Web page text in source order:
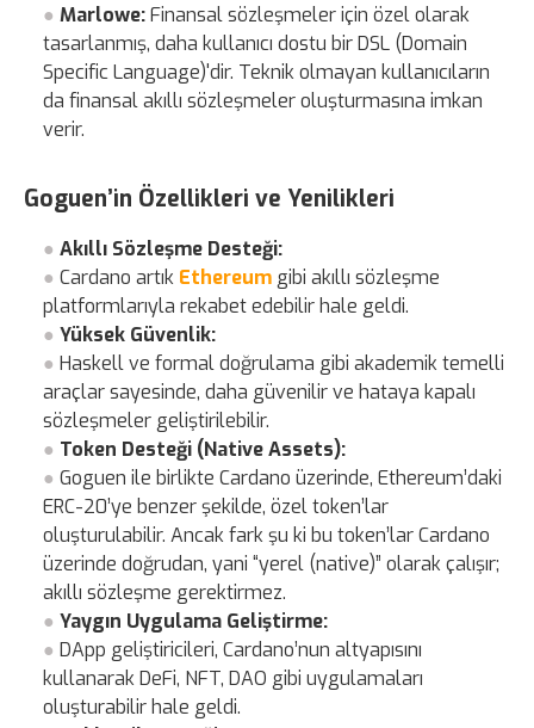
Marlowe:Finansal sözleşmeler için özel olarak
tasarlanmış, daha kullanıcı dostu bir DSL (Domain
Specific Language)'dir. Teknik olmayan kullanıcıların
da finansal akıllı sözleşmeler oluşturmasına imkan
verir.
Goguen’in Özellikleri ve Yenilikleri
Akıllı Sözleşme Desteği:
Cardano artık Ethereum gibi akıllı sözleşme
platformlarıyla rekabet edebilir hale geldi.
Yüksek Güvenlik:
Haskell ve formal doğrulama gibi akademik temelli
araçlar sayesinde, daha güvenilir ve hataya kapalı
sözleşmeler geliştirilebilir.
Token Desteği (Native Assets):
Goguen ile birlikte Cardano üzerinde, Ethereum’daki
ERC-20’ye benzer şekilde, özel token’lar
oluşturulabilir. Ancak fark şu ki bu token’lar Cardano
üzerinde doğrudan, yani “yerel (native)” olarak çalışır;
akıllı sözleşme gerektirmez.
Yaygın Uygulama Geliştirme:
DApp geliştiricileri, Cardano’nun altyapısını
kullanarak DeFi, NFT, DAO gibi uygulamaları
oluşturabilir hale geldi.